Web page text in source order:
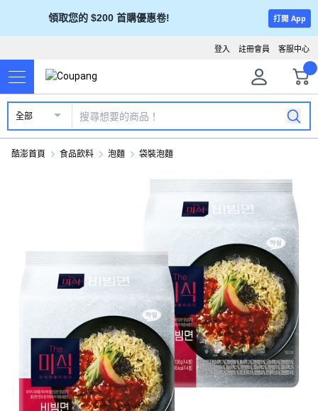
領取您的 $200 首購優惠卷! 打開 App
客服中心
註冊會員
登入
全部
酷澎首頁 食品飲料 泡麵 袋裝泡麵